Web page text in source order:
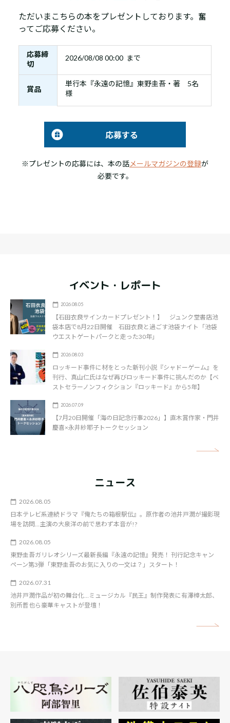
ただいまこちらの本をプレゼントしております。奮
ってご応募ください。
応募締
切
2026/08/08 00:00 まで
賞品
単行本『永遠の記憶』東野圭吾・著 5名
様
応募する
※プレゼントの応募には、本の話メールマガジンの登録が
必要です。
イベント・レポート
2026.08.05
【石田衣良サインカードプレゼント！】 ジュンク堂書店池
袋本店で8月22日開催 石田衣良と過ごす池袋ナイト「池袋
ウエストゲートパークと走った30年」
2026.08.03
ロッキード事件に材をとった新刊小説『シャドーゲーム』を
刊行、真山仁氏はなぜ再びロッキード事件に挑んだのか【ベ
ストセラーノンフィクション『ロッキード』から5年】
2026.07.09
【7月20日開催「海の日記念行事2026」】直木賞作家・門井
慶喜×永井紗耶子トークセッション
ニュース
2026.08.05
日本テレビ系連続ドラマ『俺たちの箱根駅伝』。原作者の池井戸潤が撮影現
場を訪問…主演の大泉洋の前で思わず本音が!?
2026.08.05
東野圭吾ガリレオシリーズ最新長編『永遠の記憶』発売！ 刊行記念キャン
ペーン第3弾「東野圭吾のお気に入りの一文は？」スタート！
2026.07.31
池井戸潤作品が初の舞台化…ミュージカル『民王』制作発表に有澤樟太郎、
別所哲也ら豪華キャストが登壇！